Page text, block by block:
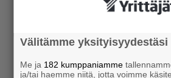
LISÄÄ TAPAHTUMIA JA
Välitämme yksityisyydestäsi
Me ja 182 kumppaniamme
ja/tai haemme niitä, jotta voimme